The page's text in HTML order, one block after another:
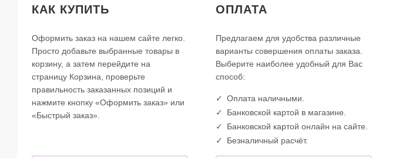
КАК КУПИТЬ
Оформить заказ на нашем сайте легко.
Просто добавьте выбранные товары в
корзину, а затем перейдите на
страницу Корзина, проверьте
правильность заказанных позиций и
нажмите кнопку «Оформить заказ» или
«Быстрый заказ».
ОПЛАТА
Предлагаем для удобства различные
варианты совершения оплаты заказа.
Выберите наиболее удобный для Вас
способ:
Оплата наличными.
Банковской картой в магазине.
Банковской картой онлайн на сайте.
Безналичный расчёт.